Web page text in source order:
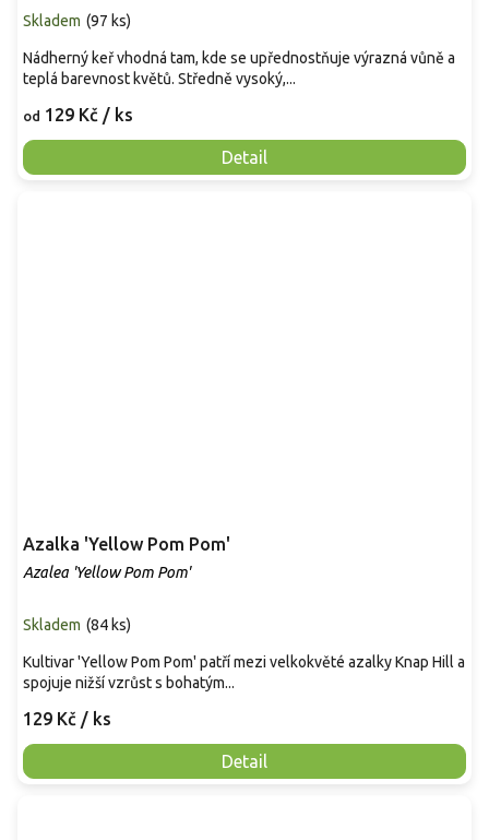
Skladem (97 ks)
od 129 Kč / ks
Detail
Nádherný keř vhodná tam, kde se upřednostňuje výrazná vůně a
teplá barevnost květů. Středně vysoký,...
Azalka 'Yellow Pom Pom'
Azalea 'Yellow Pom Pom'
Skladem (84 ks)
129 Kč / ks
Detail
Kultivar 'Yellow Pom Pom' patří mezi velkokvěté azalky Knap Hill a
spojuje nižší vzrůst s bohatým...